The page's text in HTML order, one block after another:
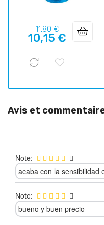
Prix
habituel
11,80 €Prix
10,15 €
Avis et
Note:
acaba con la sensibilidad
Note:
bueno y buen precio